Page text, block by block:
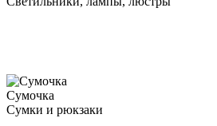
Сумочка
Сумки и рюкзаки